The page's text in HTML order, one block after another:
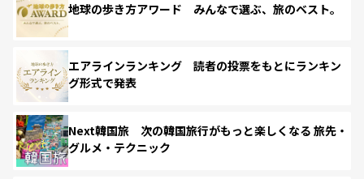
地球の歩き方アワード みんなで選ぶ、旅のベスト。
エアラインランキング 読者の投票をもとにランキン
グ形式で発表
Next韓国旅 次の韓国旅行がもっと楽しくなる 旅先・
グルメ・テクニック